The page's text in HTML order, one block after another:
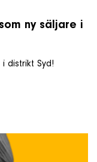
ny säljare i
distrikt Syd!